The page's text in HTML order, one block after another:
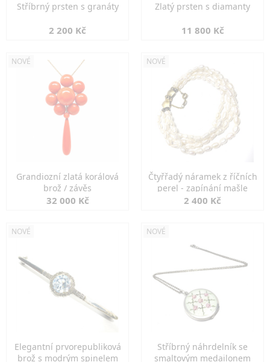
Stříbrný prsten s granáty
2 200 Kč
Zlatý prsten s diamanty
11 800 Kč
NOVÉ
Grandiozní zlatá korálová
brož / závěs
32 000 Kč
NOVÉ
Čtyřřadý náramek z říčních
perel - zapínání mašle
2 400 Kč
NOVÉ
Elegantní prvorepubliková
brož s modrým spinelem
NOVÉ
Stříbrný náhrdelník se
smaltovým medailonem